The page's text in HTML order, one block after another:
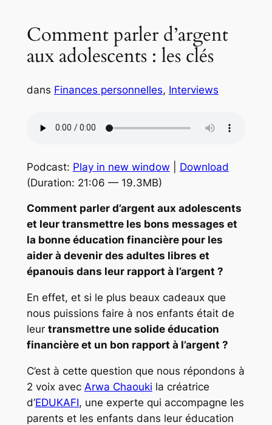
Comment parler d’argent
aux adolescents : les clés
dans Finances personnelles, Interviews
Podcast: Play in new window
Download
(Duration: 21:06 — 19.3MB)
Comment parler d’argent aux adolescents
et leur transmettre les bons messages et
la bonne éducation financière pour les
aider à devenir des adultes libres et
épanouis dans leur rapport à l’argent ?
En effet, et si le plus beaux cadeaux que
nous puissions faire à nos enfants était de
leur transmettre une solide éducation
financière et un bon rapport à l’argent ?
C’est à cette question que nous répondons à
2 voix avec Arwa Chaouki la créatrice
d’EDUKAFI, une experte qui accompagne les
parents et les enfants dans leur éducation